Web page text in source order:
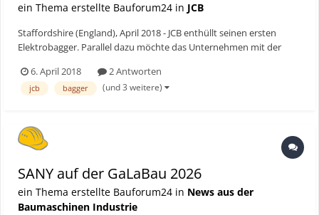
ein Thema erstellte Bauforum24 in JCB
Staffordshire (England), April 2018 - JCB enthüllt seinen ersten
Elektrobagger. Parallel dazu möchte das Unternehmen mit der
IIIB und Tier 4 zur Abgasnorm der Stufe V ein deutlich grünes
Zeichen setzen. Bauforum24 Artikel (07.02.2018)...
6. April 2018 2 Antworten
jcb bagger (und 3 weitere)
SANY auf der GaLaBau 2026
ein Thema erstellte Bauforum24 in News aus der
Baumaschinen Industrie